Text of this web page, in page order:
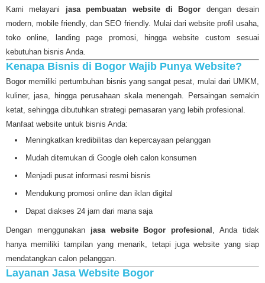
Kami melayani jasa pembuatan website di Bogor dengan desain
modern, mobile friendly, dan SEO friendly. Mulai dari website profil usaha,
toko online, landing page promosi, hingga website custom sesuai
kebutuhan bisnis Anda.
Kenapa Bisnis di Bogor Wajib Punya Website?
Bogor memiliki pertumbuhan bisnis yang sangat pesat, mulai dari UMKM,
kuliner, jasa, hingga perusahaan skala menengah. Persaingan semakin
ketat, sehingga dibutuhkan strategi pemasaran yang lebih profesional.
Manfaat website untuk bisnis Anda:
Meningkatkan kredibilitas dan kepercayaan pelanggan
Mudah ditemukan di Google oleh calon konsumen
Menjadi pusat informasi resmi bisnis
Mendukung promosi online dan iklan digital
Dapat diakses 24 jam dari mana saja
Dengan menggunakan jasa website Bogor profesional , Anda tidak
hanya memiliki tampilan yang menarik, tetapi juga website yang siap
mendatangkan calon pelanggan.
Layanan Jasa Website Bogor